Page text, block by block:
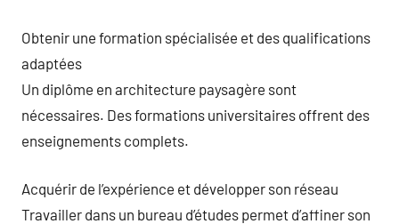
Obtenir une formation spécialisée et des qualifications
adaptées
Un diplôme en architecture paysagère sont
nécessaires. Des formations universitaires offrent des
enseignements complets.
Acquérir de l’expérience et développer son réseau
Travailler dans un bureau d’études permet d’affiner son